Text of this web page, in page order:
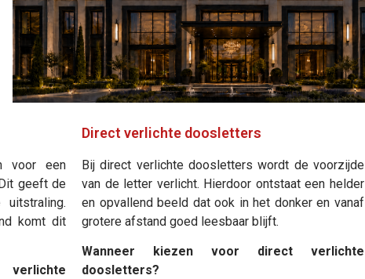
voor een
geeft de
komt dit
Direct verlichte doosletters
Bij direct verlichte doosletters wordt de voorzijde
van de letter verlicht. Hierdoor ontstaat een helder
en opvallend beeld dat ook in het donker en vanaf
grotere afstand goed leesbaar blijft.
Wanneer kiezen voor direct verlichte
doosletters?